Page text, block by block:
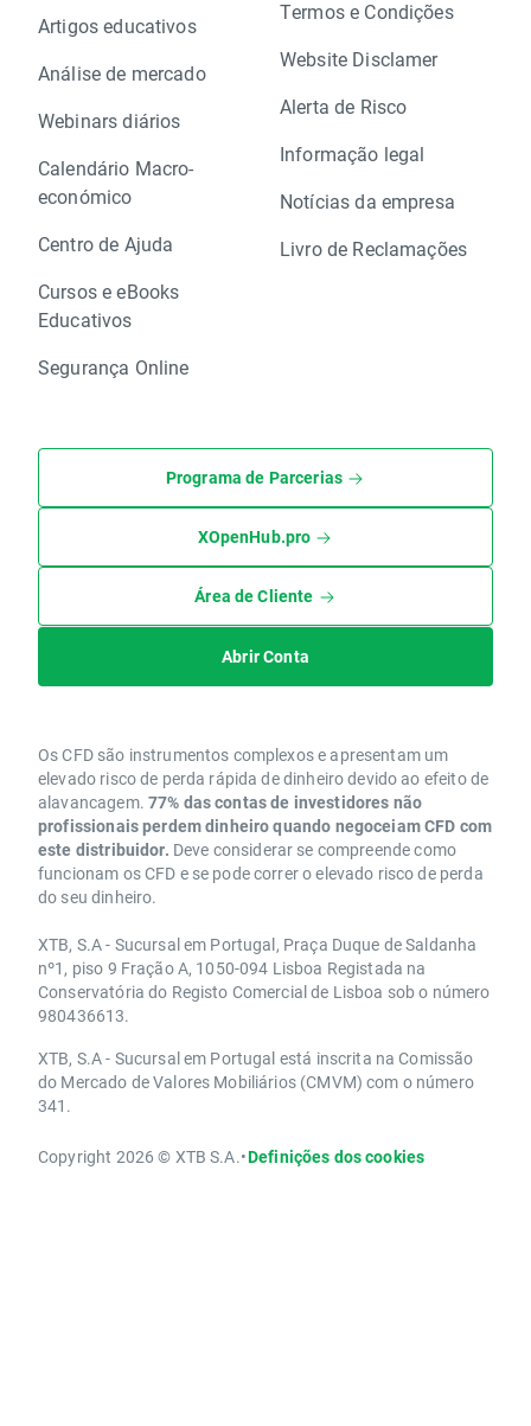
Artigos educativos
Análise de mercado
Webinars diários
Calendário Macro-
económico
Centro de Ajuda
Cursos e eBooks
Educativos
Segurança Online
Termos e Condições
Website Disclamer
Alerta de Risco
Informação legal
Notícias da empresa
Livro de Reclamações
Programa de Parcerias
XOpenHub.pro
Área de Cliente
Abrir Conta
Os CFD são instrumentos complexos e apresentam um
elevado risco de perda rápida de dinheiro devido ao efeito de
alavancagem. 77% das contas de investidores não
profissionais perdem dinheiro quando negoceiam CFD com
este distribuidor. Deve considerar se compreende como
funcionam os CFD e se pode correr o elevado risco de perda
do seu dinheiro.
XTB, S.A - Sucursal em Portugal, Praça Duque de Saldanha
nº1, piso 9 Fração A, 1050-094 Lisboa Registada na
Conservatória do Registo Comercial de Lisboa sob o número
980436613.
XTB, S.A - Sucursal em Portugal está inscrita na Comissão
do Mercado de Valores Mobiliários (CMVM) com o número
341.
Copyright 2026 © XTB S.A.•Definições dos cookies